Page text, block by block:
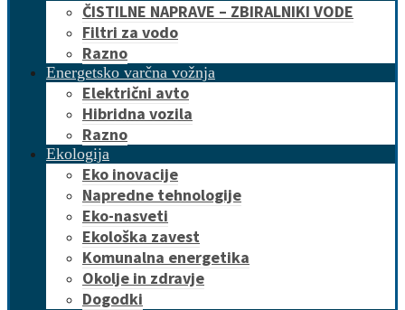
ČISTILNE NAPRAVE – ZBIRALNIKI VODE
Filtri za vodo
Razno
Energetsko varčna vožnja
Električni avto
Hibridna vozila
Razno
Ekologija
Eko inovacije
Napredne tehnologije
Eko-nasveti
Ekološka zavest
Komunalna energetika
Okolje in zdravje
Dogodki